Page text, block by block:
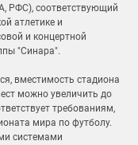
РФС), соответствующий
атлетике и
и концертной
"Синара".
вместимость стадиона
можно увеличить до
требованиям,
мира по футболу.
системами